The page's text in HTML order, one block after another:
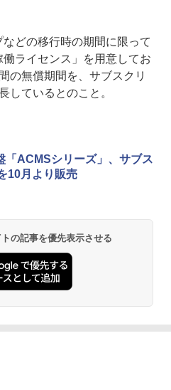
どの移行時の期間に限って
ライセンス」を用意してお
の無償期間を、サブスクリ
しているとのこと。
「ACMSシリーズ」、サブス
10月より販売
の記事を優先表示させる